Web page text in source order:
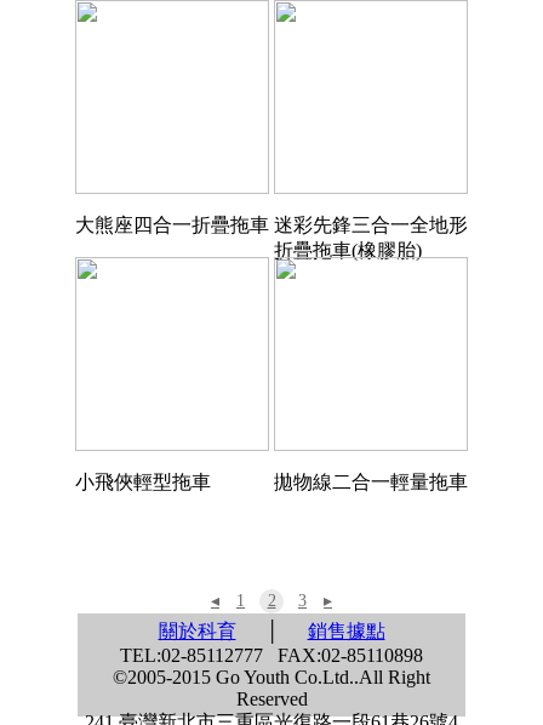
大熊座四合一折疊拖車 迷彩先鋒三合一全地形
折疊拖車(橡膠胎)
小飛俠輕型拖車 拋物線二合一輕量拖車
◂ 1 2 3 ▸
關於科育│ 銷售據點
TEL:02-85112777 FAX:02-85110898
©2005-2015 Go Youth Co.Ltd..All Right
Reserved